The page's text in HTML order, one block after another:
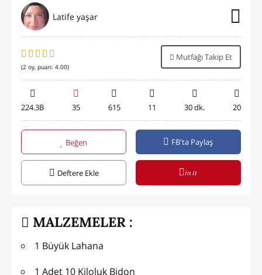
Latife yaşar
(2 oy, puan: 4.00)
Mutfağı Takip Et
224.3B 35 615 11 30 dk. 20
Beğen FB'ta Paylaş
Deftere Ekle in it
MALZEMELER :
1 Büyük Lahana
1 Adet 10 Kiloluk Bidon